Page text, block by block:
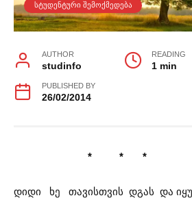
ᲡᲢᲣᲓᲔᲜᲢᲣᲠᲘ ᲨᲔᲛᲝᲥᲛᲔᲓᲔᲑᲐ
AUTHOR
studinfo
READING
1 min
PUBLISHED BY
26/02/2014
* * *
დიდი ხე თავისთვის დგას და